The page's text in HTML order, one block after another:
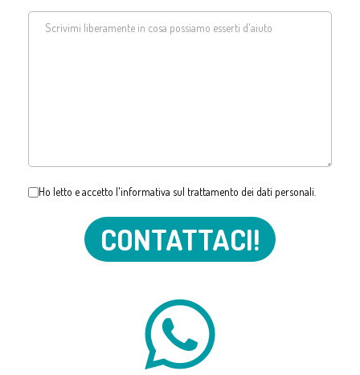
Ho letto e accetto l'informativa sul trattamento dei dati personali.
CONTATTACI!